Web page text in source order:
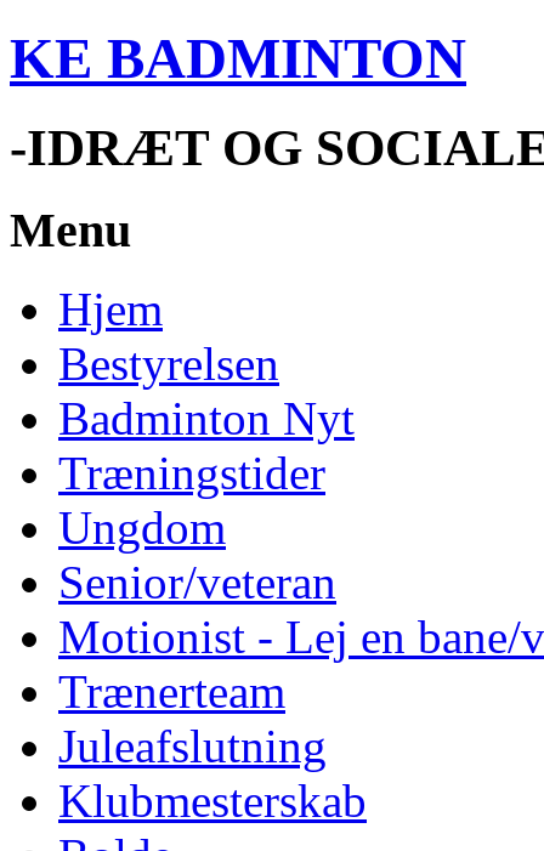
KE BADMINTON
-IDRÆT OG
Menu
Hjem
Bestyrelsen
Badminton Nyt
Træningstider
Ungdom
Senior/veteran
Motionist - Lej en bane/
Trænerteam
Juleafslutning
Klubmesterskab